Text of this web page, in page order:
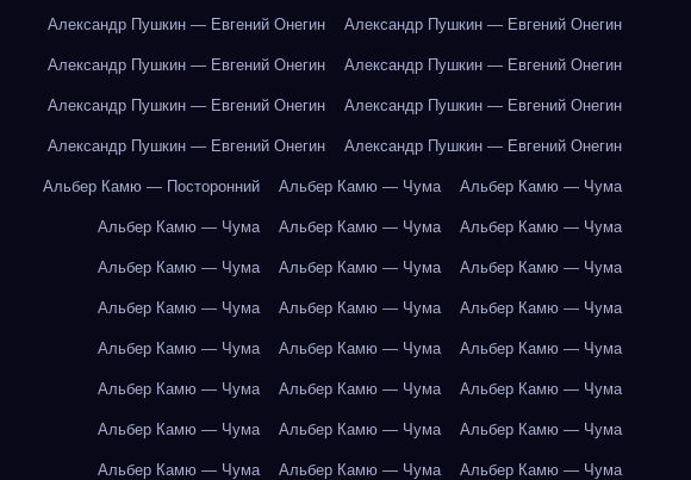
Александр Пушкин — Евгений Онегин Александр Пушкин — Евгений Онегин
Александр Пушкин — Евгений Онегин Александр Пушкин — Евгений Онегин
Александр Пушкин — Евгений Онегин Александр Пушкин — Евгений Онегин
Александр Пушкин — Евгений Онегин Александр Пушкин — Евгений Онегин
Альбер Камю — Посторонний Альбер Камю — Чума Альбер Камю — Чума
Альбер Камю — Чума Альбер Камю — Чума Альбер Камю — Чума
Альбер Камю — Чума Альбер Камю — Чума Альбер Камю — Чума
Альбер Камю — Чума Альбер Камю — Чума Альбер Камю — Чума
Альбер Камю — Чума Альбер Камю — Чума Альбер Камю — Чума
Альбер Камю — Чума Альбер Камю — Чума Альбер Камю — Чума
Альбер Камю — Чума Альбер Камю — Чума Альбер Камю — Чума
Альбер Камю — Чума Альбер Камю — Чума Альбер Камю — Чума